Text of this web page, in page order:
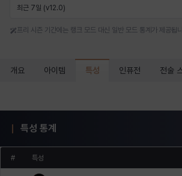
최근 7일 (v12.0)
프리 시즌 기간에는 랭크 모드 대신 일반 모드 통계가 제공됩
개요 아이템 특성 인퓨전 전술
특성 통계
# 특성